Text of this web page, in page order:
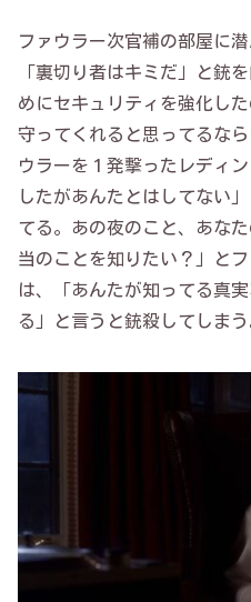
ファウラー次官補の部屋に
「裏切り者はキミだ」と銃
めにセキュリティを強化し
守ってくれると思ってるな
ウラーを１発撃ったレディ
したがあんたとはしてない
てる。あの夜のこと、あな
当のことを知りたい？」と
は、「あんたが知ってる真
る」と言うと銃殺してしまう